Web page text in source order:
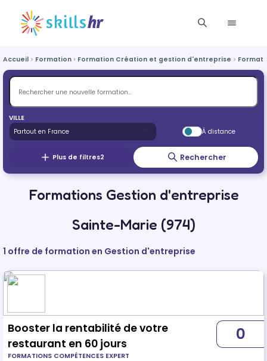
Accueil Formation Formation Création et gestion d'entreprise
VILLE
À distance
Plus de filtres2 Rechercher
Formations Gestion d'entreprise
Sainte-Marie (974)
1 offre de formation en Gestion d'entreprise
Booster la rentabilité de votre
restaurant en 60 jours
FORMATIONS COMPÉTENCES EXPERT
0